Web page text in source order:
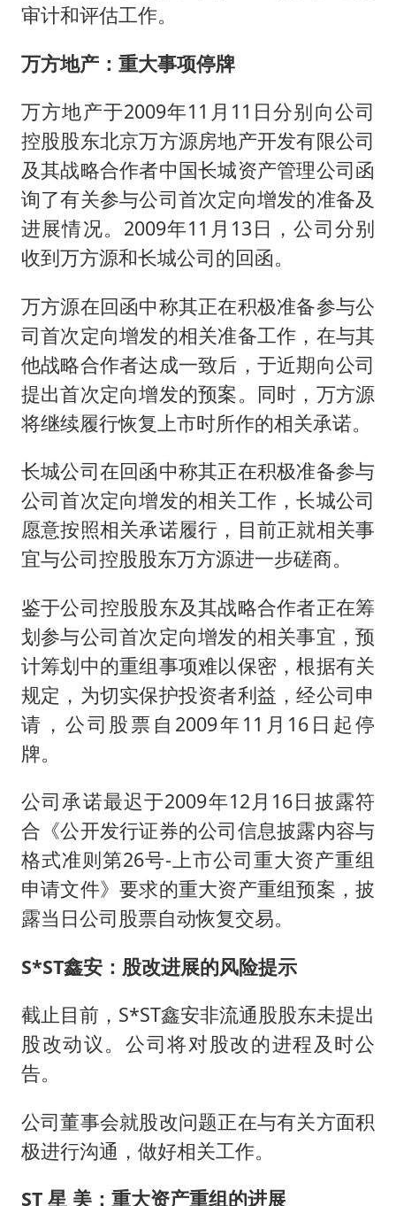
审计和评估工作。
万方地产：重大事项停牌
万方地产于2009年11月11日分别向公司
控股股东北京万方源房地产开发有限公司
及其战略合作者中国长城资产管理公司函
询了有关参与公司首次定向增发的准备及
进展情况。2009年11月13日，公司分别
收到万方源和长城公司的回函。
万方源在回函中称其正在积极准备参与公
司首次定向增发的相关准备工作，在与其
他战略合作者达成一致后，于近期向公司
提出首次定向增发的预案。同时，万方源
将继续履行恢复上市时所作的相关承诺。
长城公司在回函中称其正在积极准备参与
公司首次定向增发的相关工作，长城公司
愿意按照相关承诺履行，目前正就相关事
宜与公司控股股东万方源进一步磋商。
鉴于公司控股股东及其战略合作者正在筹
划参与公司首次定向增发的相关事宜，预
计筹划中的重组事项难以保密，根据有关
规定，为切实保护投资者利益，经公司申
请，公司股票自2009年11月16日起停
牌。
公司承诺最迟于2009年12月16日披露符
合《公开发行证券的公司信息披露内容与
格式准则第26号-上市公司重大资产重组
申请文件》要求的重大资产重组预案，披
露当日公司股票自动恢复交易。
S*ST鑫安：股改进展的风险提示
截止目前，S*ST鑫安非流通股股东未提出
股改动议。公司将对股改的进程及时公
告。
公司董事会就股改问题正在与有关方面积
极进行沟通，做好相关工作。
ST 星 美：重大资产重组的进展